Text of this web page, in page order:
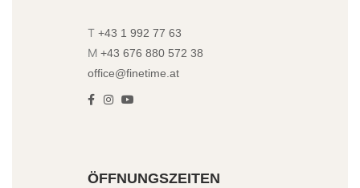
T +43 1 992 77 63
M +43 676 880 572 38
office@finetime.at
ÖFFNUNGSZEITEN